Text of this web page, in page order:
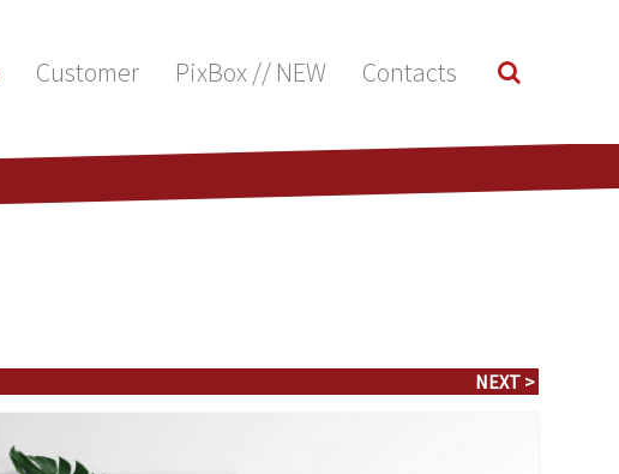
Customer PixBox // NEW Contacts
NEXT >